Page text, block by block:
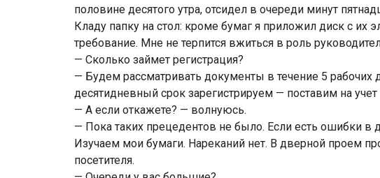
половине десятого утра, отсидел в очереди минут
Кладу папку на стол: кроме бумаг я приложил диск с их
требование. Мне не терпится вжиться в роль
— Сколько займет регистрация?
— Будем рассматривать документы в течение 5 рабочих
десятидневный срок зарегистрируем — поставим на
— А если откажете? — волнуюсь.
— Пока таких прецедентов не было. Если есть ошибки в
Изучаем мои бумаги. Нареканий нет. В дверной проем
посетителя.